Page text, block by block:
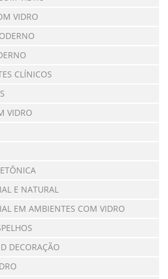
VIDRO
CLÍNICOS
VIDRO
E NATURAL
EM AMBIENTES COM VIDRO
DECORAÇÃO